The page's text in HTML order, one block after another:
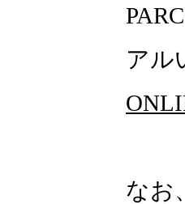
アル
なお